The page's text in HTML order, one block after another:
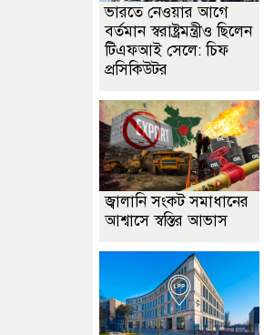
ভারতে নেওয়ার আগে
বর্তমান স্বরাষ্ট্রমন্ত্রীও ছিলেন
টিএফআই সেলে: চিফ
প্রসিকিউটর
জ্বালানি সংকট সমাধানের
আশ্বাসে স্বস্তির আভাস